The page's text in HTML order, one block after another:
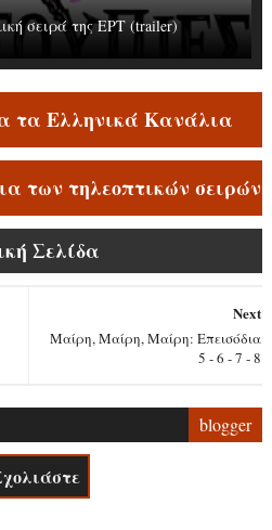
σειρά της ΕΡΤ (trailer)
τα Ελληνικά Κανάλια
των τηλεοπτικών σειρών
Σελίδα
Next
Μαίρη, Μαίρη, Μαίρη: Επεισόδια
5 - 6 - 7 - 8
blogger